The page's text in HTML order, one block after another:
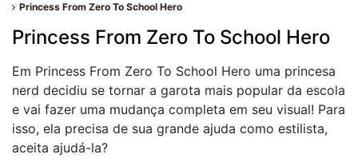
Princess From Zero To School Hero
Princess From Zero To School Hero
Em Princess From Zero To School Hero uma princesa
nerd decidiu se tornar a garota mais popular da escola
e vai fazer uma mudança completa em seu visual! Para
isso, ela precisa de sua grande ajuda como estilista,
aceita ajudá-la?